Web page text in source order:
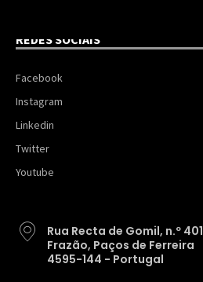
REDES SOCIAIS
Facebook
Instagram
Linkedin
Twitter
Youtube
Rua Recta de Gomil, n.º 401
Frazão, Paços de Ferreira
4595-144 - Portugal